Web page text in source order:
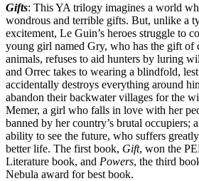
Gifts: This YA trilogy imagines a world
wondrous and terrible gifts. But, unlike a
excitement, Le Guin’s heroes struggle to
young girl named Gry, who has the gift of
animals, refuses to aid hunters by luring
and Orrec takes to wearing a blindfold,
accidentally destroys everything around
abandon their backwater villages for the
Memer, a girl who falls in love with her
banned by her country’s brutal occupiers;
ability to see the future, who suffers
better life. The first book, Gift, won the
Literature book, and Powers, the third
Nebula award for best book.